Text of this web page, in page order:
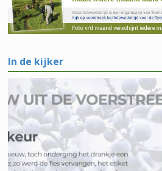
In de kijker